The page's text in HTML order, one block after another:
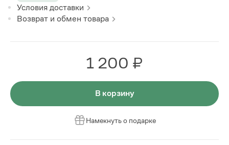
Условия доставки
Возврат и обмен товара
1 200 ₽
В корзину
Намекнуть о подарке